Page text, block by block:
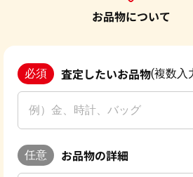
お品物について
必須 査定したいお品物(複数入
任意 お品物の詳細